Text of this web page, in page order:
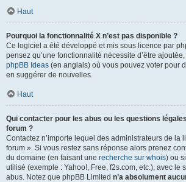
Haut
Pourquoi la fonctionnalité X n’est pas disponible ?
Ce logiciel a été développé et mis sous licence par
pensez qu’une fonctionnalité nécessite d’être
phpBB Ideas (en anglais) où vous pouvez voter pour
en suggérer de nouvelles.
Haut
Qui contacter pour les abus ou les questions
forum ?
Contactez n’importe lequel des administrateurs de la
forum ». Si vous restez sans réponse alors prenez
du domaine (en faisant une recherche sur whois) ou
utilisé (exemple : Yahoo!, Free, f2s.com, etc.), avec le
abus. Notez que phpBB Limited n’a absolument